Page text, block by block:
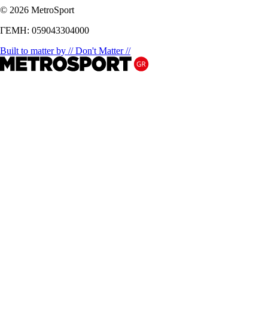
© 2026 MetroSport
ΓΕΜΗ: 059043304000
Built to matter by // Don't Matter //